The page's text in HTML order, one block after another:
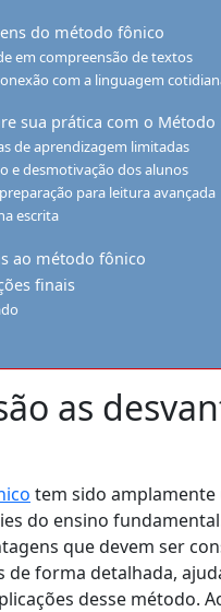
do método fônico
em compreensão de textos
com a linguagem
sua prática com o Método
de aprendizagem limitadas
e desmotivação dos alunos
para leitura avançada
escrita
ao método fônico
finais
as
tem sido amplamente
do ensino
que devem ser
de forma detalhada,
desse método.